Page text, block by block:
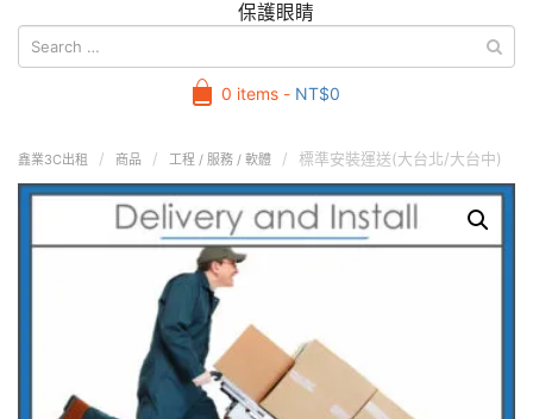
保護眼睛
0 items - NT$0
鑫業3C出租 商品 工程 / 服務 / 軟體 標準安裝運送(大台北/大台中)